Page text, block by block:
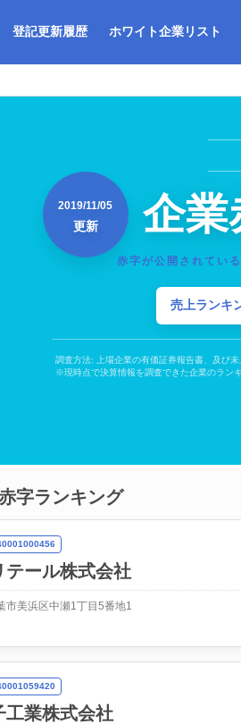
登記更新履歴 ホワイト企業リスト
企業
2019/11/05
更新
赤字が公開されてい
売上ランキ
調査方法: 上場企業の有価証券報告書、及び
※現時点で決算情報を調査できた企業のラン
字ランキング
テール株式会社
市美浜区中瀬1丁目5番地1
工業株式会社